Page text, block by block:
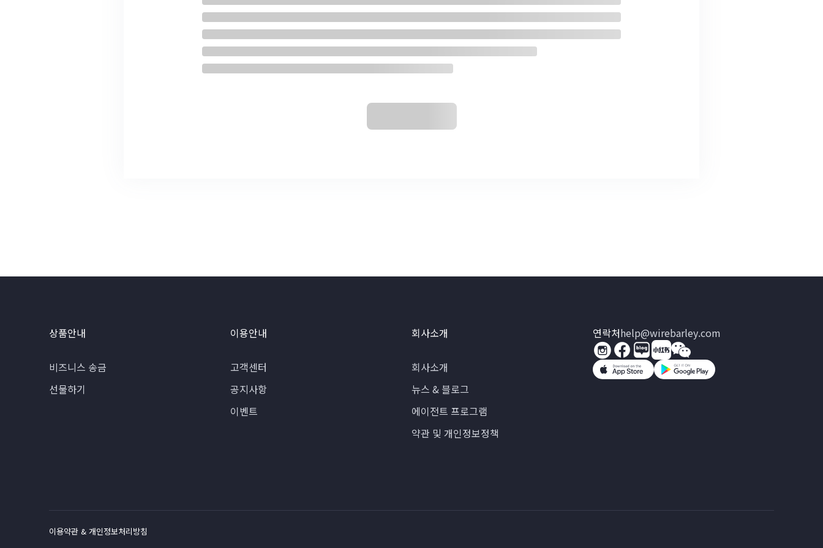
상품안내
비즈니스 송금
선물하기
이용안내
고객센터
공지사항
이벤트
회사소개
회사소개
뉴스 & 블로그
에이전트 프로그램
약관 및 개인정보정책
연락처help@wirebarley.com
이용약관 & 개인정보처리방침